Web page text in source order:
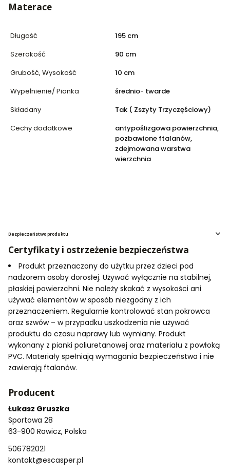
Materace
Długość
195 cm
Szerokość
90 cm
Grubość, Wysokość
10 cm
Wypełnienie/ Pianka
średnio- twarde
Składany
Tak ( Zszyty Trzyczęściowy)
Cechy dodatkowe
antypoślizgowa powierzchnia,
pozbawione ftalanów,
zdejmowana warstwa
wierzchnia
Bezpieczeństwo produktu
Certyfikaty i ostrzeżenie bezpieczeństwa
Produkt przeznaczony do użytku przez dzieci pod
nadzorem osoby dorosłej. Używać wyłącznie na stabilnej,
płaskiej powierzchni. Nie należy skakać z wysokości ani
używać elementów w sposób niezgodny z ich
przeznaczeniem. Regularnie kontrolować stan pokrowca
oraz szwów – w przypadku uszkodzenia nie używać
produktu do czasu naprawy lub wymiany. Produkt
wykonany z pianki poliuretanowej oraz materiału z powłoką
PVC. Materiały spełniają wymagania bezpieczeństwa i nie
zawierają ftalanów.
Producent
Łukasz Gruszka
Sportowa 28
63-900 Rawicz, Polska
506782021
kontakt@escasper.pl